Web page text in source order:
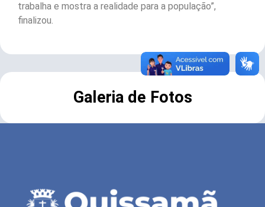
trabalha e mostra a realidade para a população”,
finalizou.
Galeria de Fotos